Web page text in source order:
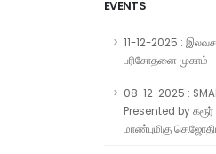
EVENTS
11-12-2025 :
பரிசோதனை முகாம்
08-12-2025 :
Presented by கரூர்
மாண்புமிகு